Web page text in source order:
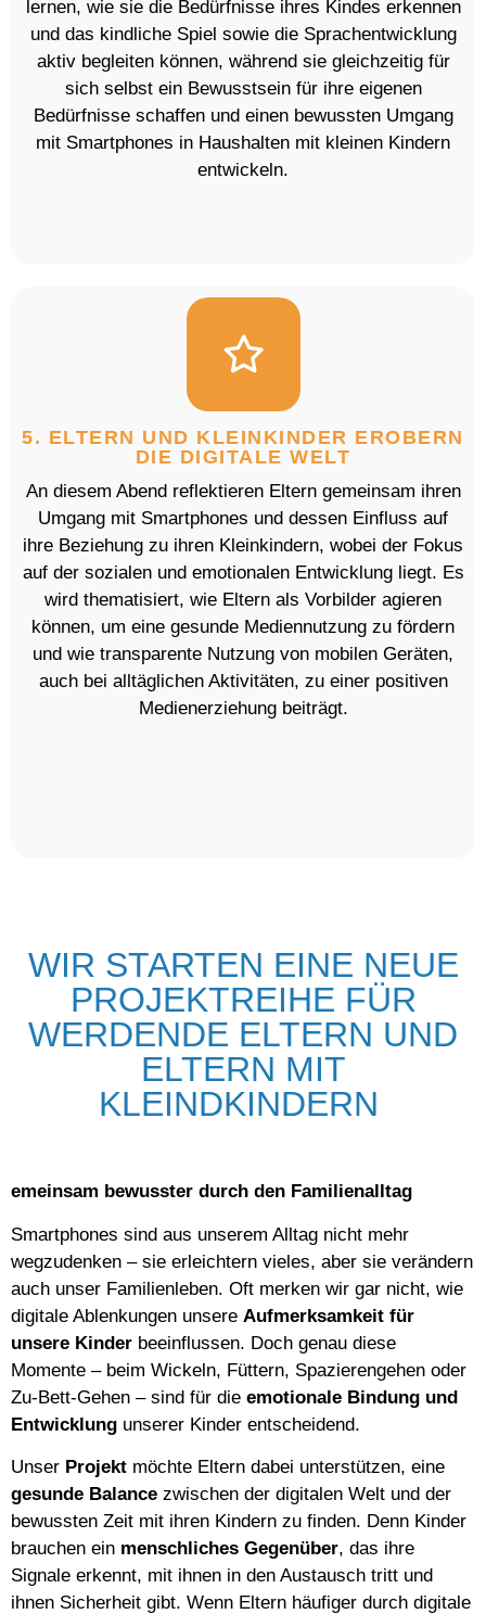
lernen, wie sie die Bedürfnisse ihres Kindes erkennen
und das kindliche Spiel sowie die Sprachentwicklung
aktiv begleiten können, während sie gleichzeitig für
sich selbst ein Bewusstsein für ihre eigenen
Bedürfnisse schaffen und einen bewussten Umgang
mit Smartphones in Haushalten mit kleinen Kindern
entwickeln.
5. ELTERN UND KLEINKINDER EROBERN
DIE DIGITALE WELT
An diesem Abend reflektieren Eltern gemeinsam ihren
Umgang mit Smartphones und dessen Einfluss auf
ihre Beziehung zu ihren Kleinkindern, wobei der Fokus
auf der sozialen und emotionalen Entwicklung liegt. Es
wird thematisiert, wie Eltern als Vorbilder agieren
können, um eine gesunde Mediennutzung zu fördern
und wie transparente Nutzung von mobilen Geräten,
auch bei alltäglichen Aktivitäten, zu einer positiven
Medienerziehung beiträgt.
WIR STARTEN EINE NEUE
PROJEKTREIHE FÜR
WERDENDE ELTERN UND
ELTERN MIT
KLEINDKINDERN
emeinsam bewusster durch den Familienalltag
Smartphones sind aus unserem Alltag nicht mehr
wegzudenken – sie erleichtern vieles, aber sie verändern
auch unser Familienleben. Oft merken wir gar nicht, wie
digitale Ablenkungen unsere Aufmerksamkeit für
unsere Kinder beeinflussen. Doch genau diese
Momente – beim Wickeln, Füttern, Spazierengehen oder
Zu-Bett-Gehen – sind für die emotionale Bindung und
Entwicklung unserer Kinder entscheidend.
Unser Projekt möchte Eltern dabei unterstützen, eine
gesunde Balance zwischen der digitalen Welt und der
bewussten Zeit mit ihren Kindern zu finden. Denn Kinder
brauchen ein menschliches Gegenüber, das ihre
Signale erkennt, mit ihnen in den Austausch tritt und
ihnen Sicherheit gibt. Wenn Eltern häufiger durch digitale